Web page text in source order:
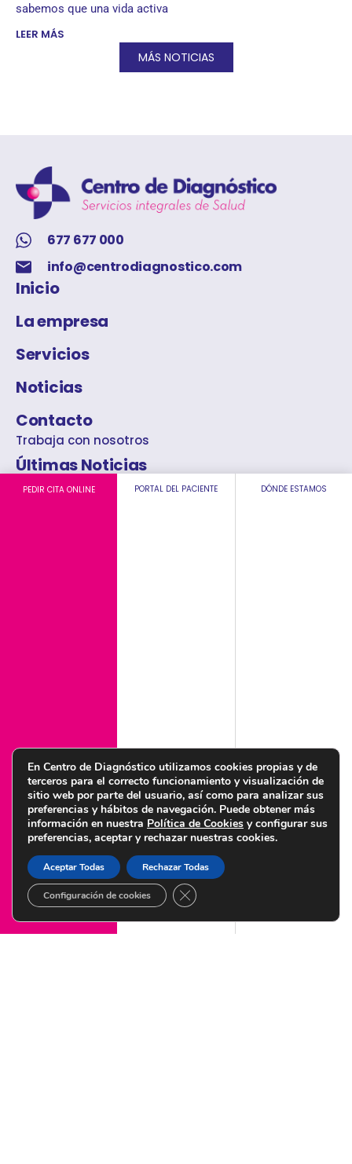
sabemos que una vida activa
LEER MÁS
MÁS NOTICIAS
677 677 000
info@centrodiagnostico.com
Inicio
La empresa
Servicios
Noticias
Contacto
Trabaja con nosotros
Últimas Noticias
¿Cómo prevenir la diabetes? Hábitos para cuidar tu
salud a tiempo
Política de seguridad de la información
© Copyright 2022 Centro de Diagnóstico Granada – Diseñado por
PEDIR CITA ONLINE PORTAL DEL PACIENTE DÓNDE ESTAMOS
En Centro de Diagnóstico utilizamos cookies propias y de
terceros para el correcto funcionamiento y visualización de
sitio web por parte del usuario, así como para analizar sus
preferencias y hábitos de navegación. Puede obtener más
información en nuestra Política de Cookies y configurar sus
preferencias, aceptar y rechazar nuestras cookies.
Aceptar Todas Rechazar Todas
Configuración de cookies CERRAR EL BANNER DE